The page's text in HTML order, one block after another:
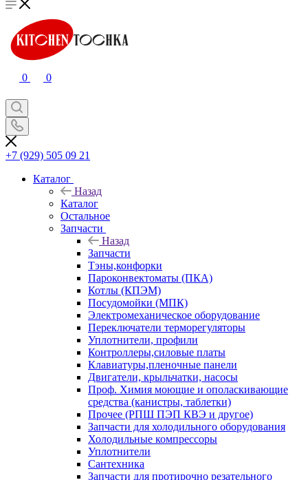
0 0
+7 (929) 505 09 21
Каталог
Назад
Каталог
Остальное
Запчасти
Назад
Запчасти
Тэны,конфорки
Пароконвектоматы (ПКА)
Котлы (КПЭМ)
Посудомойки (МПК)
Электромеханическое оборудование
Переключатели терморегуляторы
Уплотнители, профили
Контроллеры,силовые платы
Клавиатуры,пленочные панели
Двигатели, крыльчатки, насосы
Проф. Химия моющие и ополаскивающие
средства (канистры, таблетки)
Прочее (РПШ ПЭП КВЭ и другое)
Запчасти для холодильного оборудования
Холодильные компрессоры
Уплотнители
Сантехника
Запчасти для протирочно резательного